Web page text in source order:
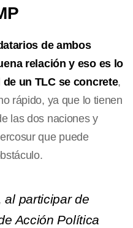
de ambos
relación y eso es lo
un TLC se concrete,
rápido, ya que lo tienen
las dos naciones y
que puede
al participar de
Acción Política